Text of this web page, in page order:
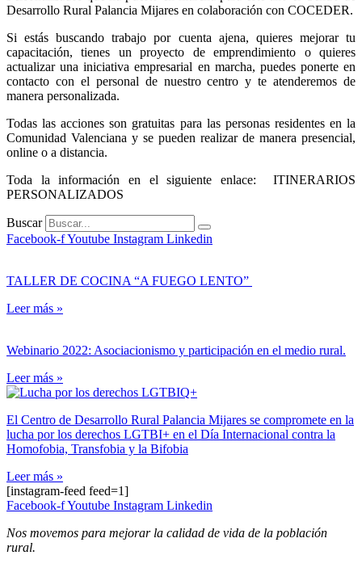
Desarrollo Rural Palancia Mijares en colaboración con COCEDER.
Si estás buscando trabajo por cuenta ajena, quieres mejorar tu
capacitación, tienes un proyecto de emprendimiento o quieres
actualizar una iniciativa empresarial en marcha, puedes ponerte en
contacto con el personal de nuestro centro y te atenderemos de
manera personalizada.
Todas las acciones son gratuitas para las personas residentes en la
Comunidad Valenciana y se pueden realizar de manera presencial,
online o a distancia.
Toda la información en el siguiente enlace: ITINERARIOS
PERSONALIZADOS
Buscar
Facebook-fYoutube Instagram Linkedin
TALLER DE COCINA “A FUEGO LENTO”
Leer más »
Webinario 2022: Asociacionismo y participación en el medio rural.
Leer más »
El Centro de Desarrollo Rural Palancia Mijares se compromete en la
lucha por los derechos LGTBI+ en el Día Internacional contra la
Homofobia, Transfobia y la Bifobia
Leer más »
[instagram-feed feed=1]
Facebook-fYoutube Instagram Linkedin
Nos movemos para mejorar la calidad de vida de la población
rural.